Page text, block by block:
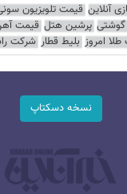
آنلاین قیمت تلویزیون
گوشتی پرشین هتل قیمت آهن
امروز بلیط قطار شرکت
نسخه دسکتاپ